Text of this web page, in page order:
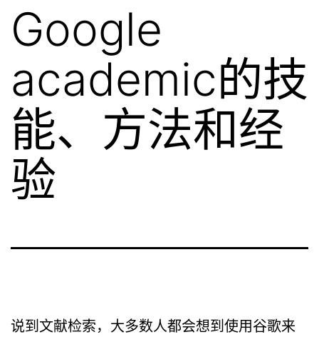
Google
academic的技
能、方法和经
验
说到文献检索，大多数人都会想到使用谷歌来